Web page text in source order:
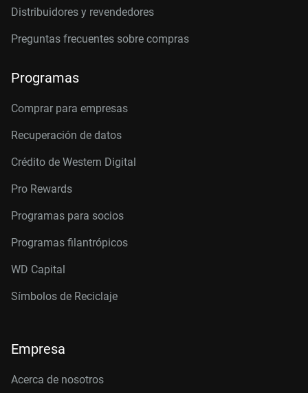
Distribuidores y revendedores
Preguntas frecuentes sobre compras
Programas
Comprar para empresas
Recuperación de datos
Crédito de Western Digital
Pro Rewards
Programas para socios
Programas filantrópicos
WD Capital
Símbolos de Reciclaje
Empresa
Acerca de nosotros